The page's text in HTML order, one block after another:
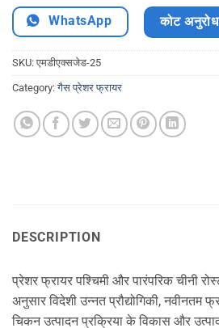
WhatsApp कोट
SKU: एमडीएक्सजेड-25
Category:गैस प्रेशर फ्रायर
DESCRIPTION
प्रेशर फ्रायर पश्चिमी और पारंपरिक चीनी
अनुसार विदेशी उन्नत प्रौद्योगिकी,
चिकन उत्पादन प्रक्रिया के विकास और